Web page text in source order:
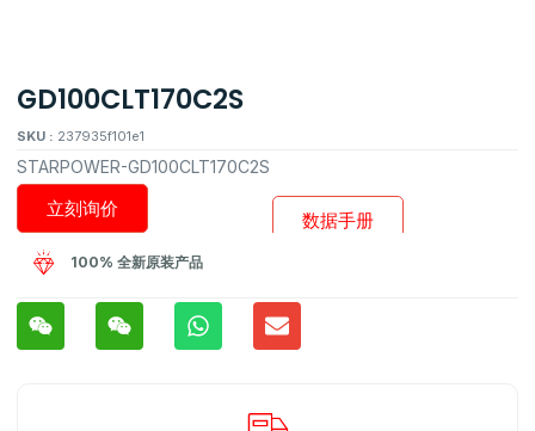
GD100CLT170C2S
SKU : 237935f101e1
STARPOWER-GD100CLT170C2S
数据手册
立刻询价
100% 全新原装产品